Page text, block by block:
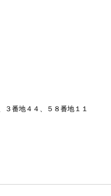
３番地４４、５８番地１１